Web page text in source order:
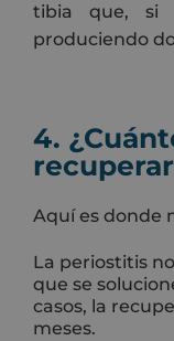
tibia que, si
produciendo
4.
Aquí es donde
La periostitis
que se
casos, la
meses.